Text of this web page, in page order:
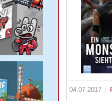
04.07.2017